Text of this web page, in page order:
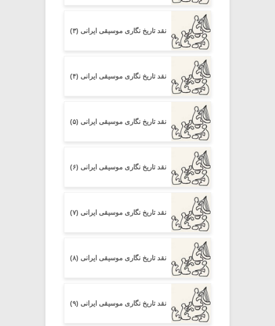
نقد تاریخ نگاری موسیقی ایرانی (۳)
نقد تاریخ نگاری موسیقی ایرانی (۴)
نقد تاریخ نگاری موسیقی ایرانی (۵)
نقد تاریخ نگاری موسیقی ایرانی (۶)
نقد تاریخ نگاری موسیقی ایرانی (۷)
نقد تاریخ نگاری موسیقی ایرانی (۸)
نقد تاریخ نگاری موسیقی ایرانی (۹)